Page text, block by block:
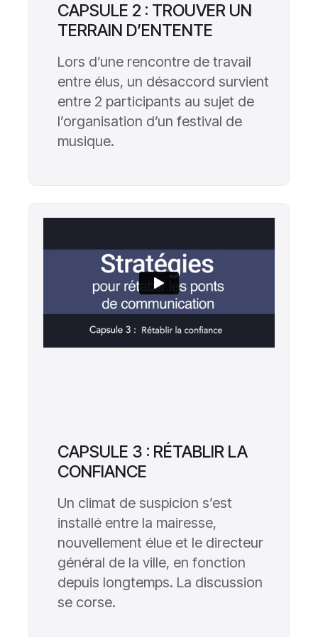
CAPSULE 2 : TROUVER UN
TERRAIN D’ENTENTE
Lors d’une rencontre de travail
entre élus, un désaccord survient
entre 2 participants au sujet de
l’organisation d’un festival de
musique.
CAPSULE 3 : RÉTABLIR LA
CONFIANCE
Un climat de suspicion s’est
installé entre la mairesse,
nouvellement élue et le directeur
général de la ville, en fonction
depuis longtemps. La discussion
se corse.